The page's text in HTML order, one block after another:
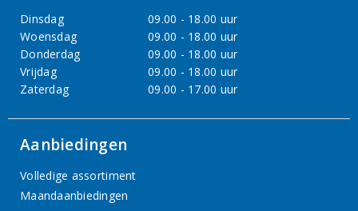
Dinsdag
09.00 - 18.00 uur
Woensdag
09.00 - 18.00 uur
Donderdag
09.00 - 18.00 uur
Vrijdag
09.00 - 18.00 uur
Zaterdag
09.00 - 17.00 uur
Aanbiedingen
Volledige assortiment
Maandaanbiedingen